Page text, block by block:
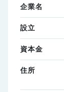
企業名
設立
資本金
住所